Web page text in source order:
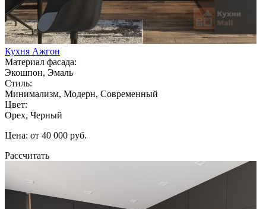
Кухня Ажгон
Материал фасада:
Экошпон, Эмаль
Стиль:
Минимализм, Модерн, Современный
Цвет:
Орех, Черный
Цена: от 40 000 руб.
Рассчитать